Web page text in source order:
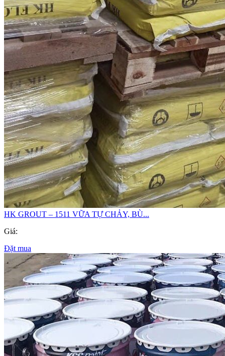
HK GROUT – 1511 VỮA TỰ CHẢY, BÙ...
Giá:
Đặt mua